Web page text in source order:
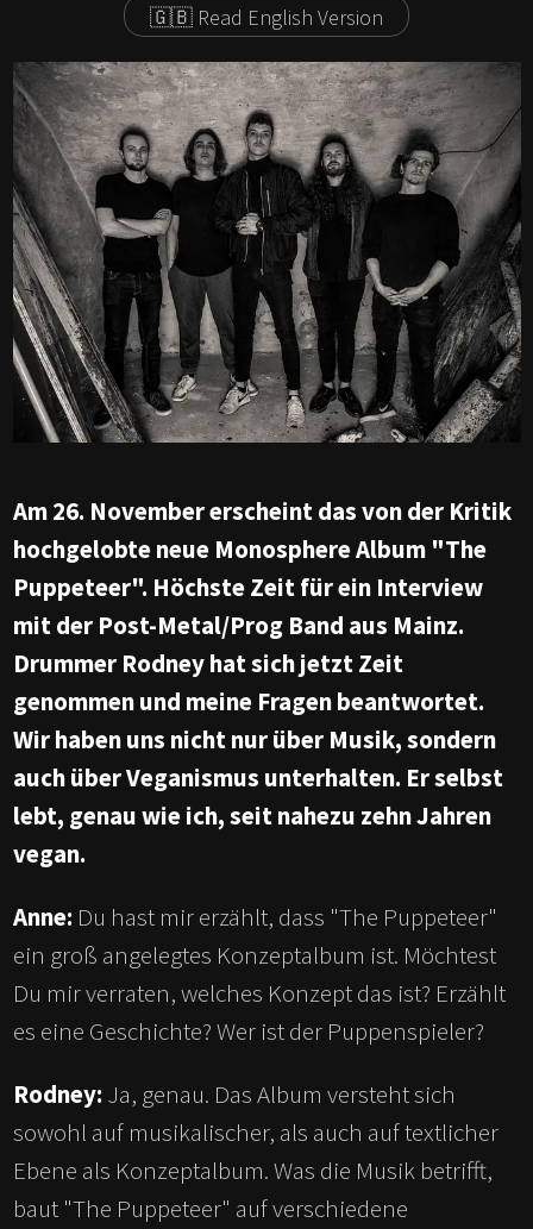
Buch kaufen
🇬🇧 Read English Version
Am 26. November erscheint das von der Kritik
hochgelobte neue Monosphere Album "The
Puppeteer". Höchste Zeit für ein Interview
mit der Post-Metal/Prog Band aus Mainz.
Drummer Rodney hat sich jetzt Zeit
genommen und meine Fragen beantwortet.
Wir haben uns nicht nur über Musik, sondern
auch über Veganismus unterhalten. Er selbst
lebt, genau wie ich, seit nahezu zehn Jahren
vegan.
Anne: Du hast mir erzählt, dass "The Puppeteer"
ein groß angelegtes Konzeptalbum ist. Möchtest
Du mir verraten, welches Konzept das ist? Erzählt
es eine Geschichte? Wer ist der Puppenspieler?
Rodney: Ja, genau. Das Album versteht sich
sowohl auf musikalischer, als auch auf textlicher
Ebene als Konzeptalbum. Was die Musik betrifft,
baut "The Puppeteer" auf verschiedene